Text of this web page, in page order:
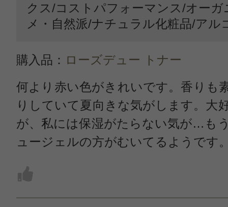
クス/コストパフォーマンス/オーガ
メ・自然派/ナチュラル化粧品/アル
購入品： ローズデュー トナー
何より赤い色がきれいです。香りも
りしていて夏向きな気がします。大
が、私には保湿がたらない気が…も
ュージェルの方がむいてるようです